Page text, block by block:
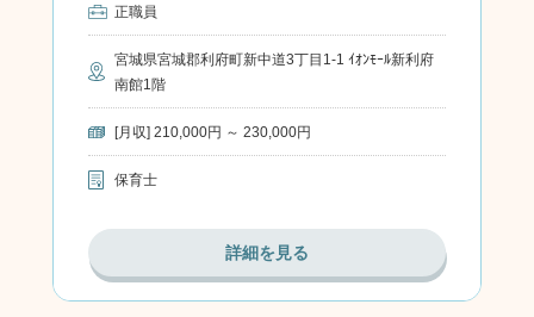
正職員
宮城県宮城郡利府町新中道3丁目1-1 ｲｵﾝﾓｰﾙ新利府
南館1階
[月収] 210,000円 ～ 230,000円
保育士
詳細を見る